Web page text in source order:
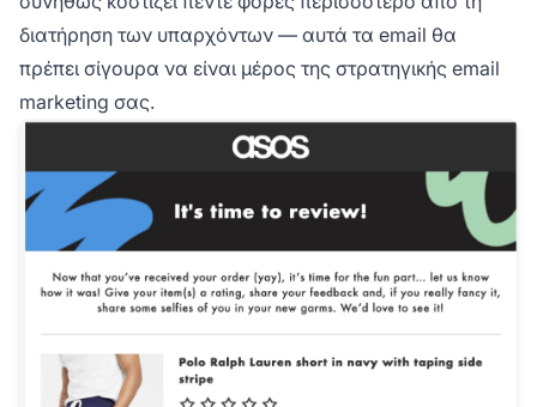
διατήρηση των υπαρχόντων — αυτά τα email θα
πρέπει σίγουρα να είναι μέρος της στρατηγικής email
marketing σας.